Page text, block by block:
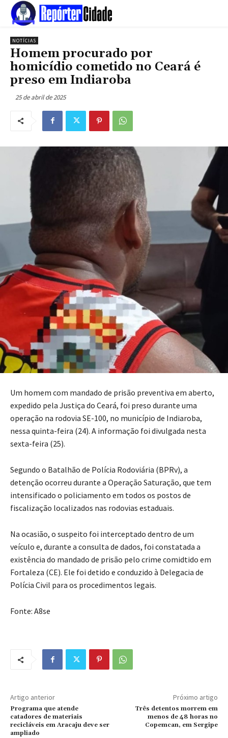
NOTÍCIAS
Homem procurado por
homicídio cometido no Ceará é
preso em Indiaroba
25 de abril de 2025
Um homem com mandado de prisão preventiva em aberto,
expedido pela Justiça do Ceará, foi preso durante uma
operação na rodovia SE-100, no município de Indiaroba,
nessa quinta-feira (24). A informação foi divulgada nesta
sexta-feira (25).
Segundo o Batalhão de Polícia Rodoviária (BPRv), a
detenção ocorreu durante a Operação Saturação, que tem
intensificado o policiamento em todos os postos de
fiscalização localizados nas rodovias estaduais.
Na ocasião, o suspeito foi interceptado dentro de um
veículo e, durante a consulta de dados, foi constatada a
existência do mandado de prisão pelo crime comidtido em
Fortaleza (CE). Ele foi detido e conduzido à Delegacia de
Polícia Civil para os procedimentos legais.
Fonte: A8se
Artigo anterior
Programa que atende
catadores de materiais
recicláveis em Aracaju deve ser
ampliado
Próximo artigo
Três detentos morrem em
menos de 48 horas no
Copemcan, em Sergipe